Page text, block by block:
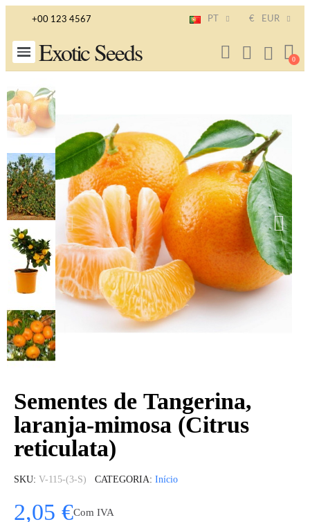
+00 123 4567 PT € EUR
Exotic Seeds
Sementes de Tangerina,
laranja-mimosa (Citrus
reticulata)
SKU V-115-(3-S) CATEGORIA Início
2,05 €Com IVA